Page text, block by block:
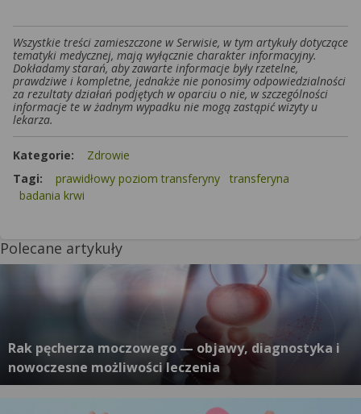
Wszystkie treści zamieszczone w Serwisie, w tym artykuły dotyczące
tematyki medycznej, mają wyłącznie charakter informacyjny.
Dokładamy starań, aby zawarte informacje były rzetelne,
prawdziwe i kompletne, jednakże nie ponosimy odpowiedzialności
za rezultaty działań podjętych w oparciu o nie, w szczególności
informacje te w żadnym wypadku nie mogą zastąpić wizyty u
lekarza.
Kategorie:
Zdrowie
Tagi:
prawidłowy poziom transferyny
transferyna
badania krwi
Polecane artykuły
Rak pęcherza moczowego — objawy, diagnostyka i
nowoczesne możliwości leczenia